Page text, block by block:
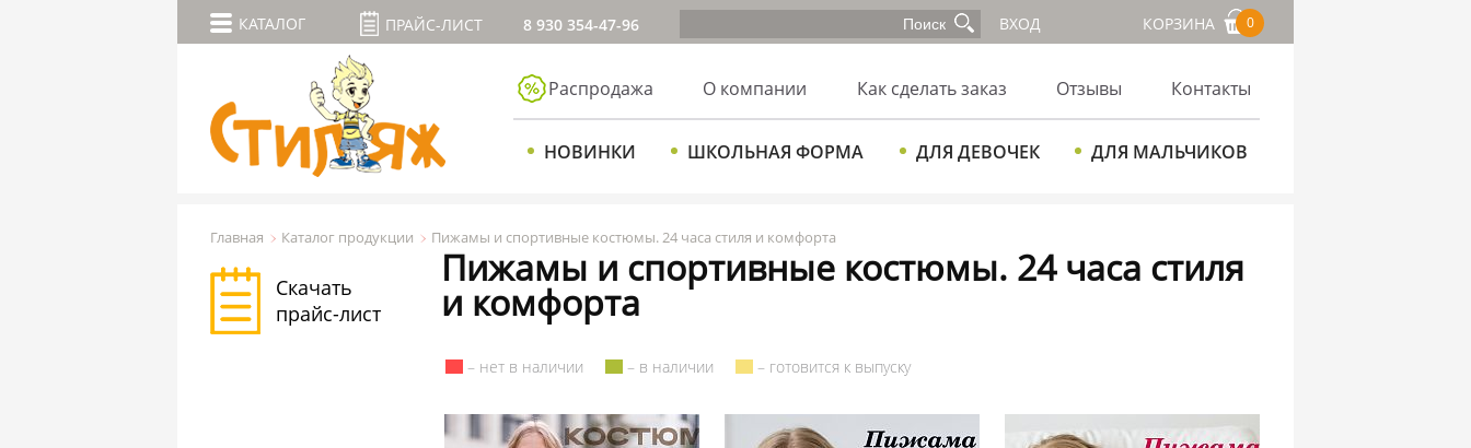
КАТАЛОГ ПРАЙС-ЛИСТ 8 930 354-47-96 ВХОД КОРЗИНА 0
Распродажа О компании Как сделать заказ Отзывы Контакты
НОВИНКИ ШКОЛЬНАЯ ФОРМА ДЛЯ ДЕВОЧЕК ДЛЯ МАЛЬЧИКОВ
Главная Каталог продукции Пижамы и спортивные костюмы. 24 часа стиля и комфорта
Скачать
прайс-лист
Пижамы и спортивные костюмы. 24 часа стиля
и комфорта
– нет в наличии – в наличии – готовится к выпуску